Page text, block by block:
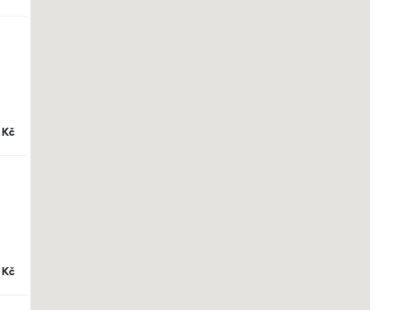
Kč
Kč